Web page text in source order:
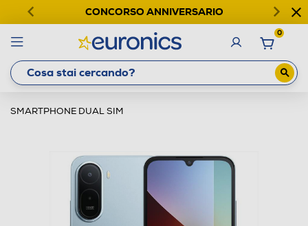
CONCORSO ANNIVERSARIO
0
SMARTPHONE DUAL SIM